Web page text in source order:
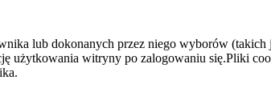
lub dokonanych przez niego wyborów
użytkowania witryny po zalogowaniu się.Pliki